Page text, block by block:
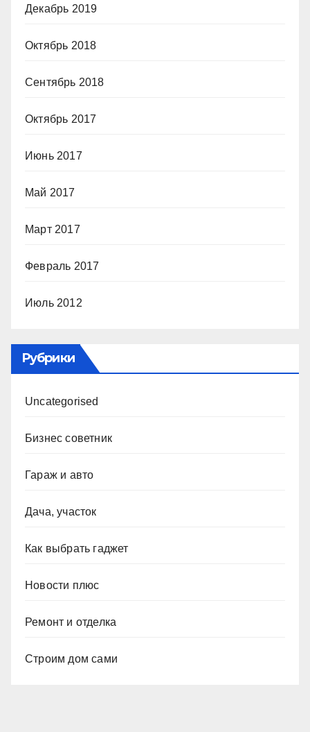
Декабрь 2019
Октябрь 2018
Сентябрь 2018
Октябрь 2017
Июнь 2017
Май 2017
Март 2017
Февраль 2017
Июль 2012
Рубрики
Uncategorised
Бизнес советник
Гараж и авто
Дача, участок
Как выбрать гаджет
Новости плюс
Ремонт и отделка
Строим дом сами